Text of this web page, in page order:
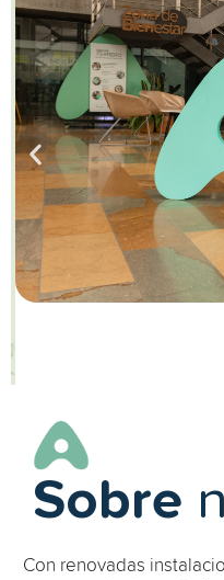
Sobre
Con renovadas